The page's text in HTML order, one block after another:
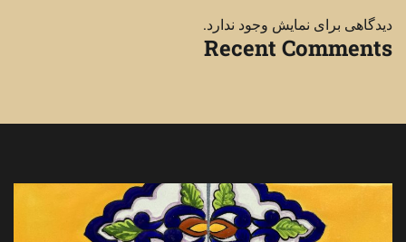
دیدگاهی برای نمایش وجود ندارد.
Recent Comments